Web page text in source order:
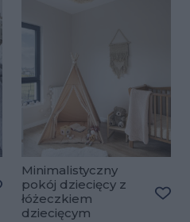
Dodaj do ulubionych
Minimalistyczny
pokój dziecięcy z
łóżeczkiem
dziecięcym